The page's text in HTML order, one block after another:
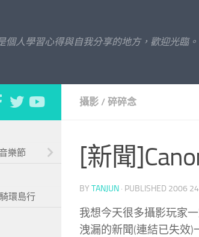
個人學習心得與自我分享的地方，歡迎光臨。
攝影 / 碎碎念
[新聞
BY TANJUN · PUBLISHED 2006
我想今天很多攝影玩家
洩漏的新聞(連結已失效)
樂節
環島行